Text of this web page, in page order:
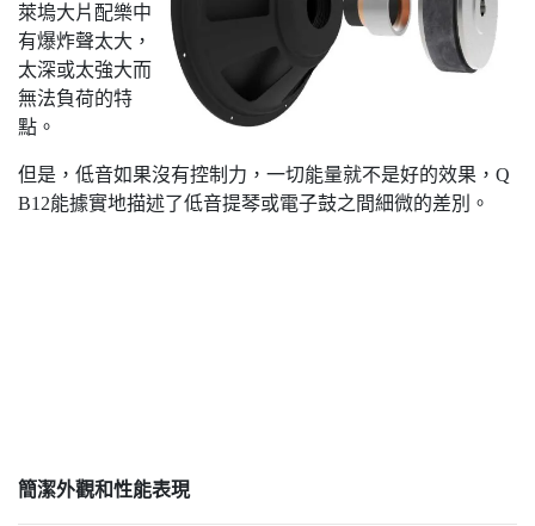
萊塢大片配樂中
有爆炸聲太大，
太深或太強大而
無法負荷的特
點。
但是，低音如果沒有控制力，一切能量就不是好的效果，Q
B12能據實地描述了低音提琴或電子鼓之間細微的差別。
簡潔外觀和性能表現